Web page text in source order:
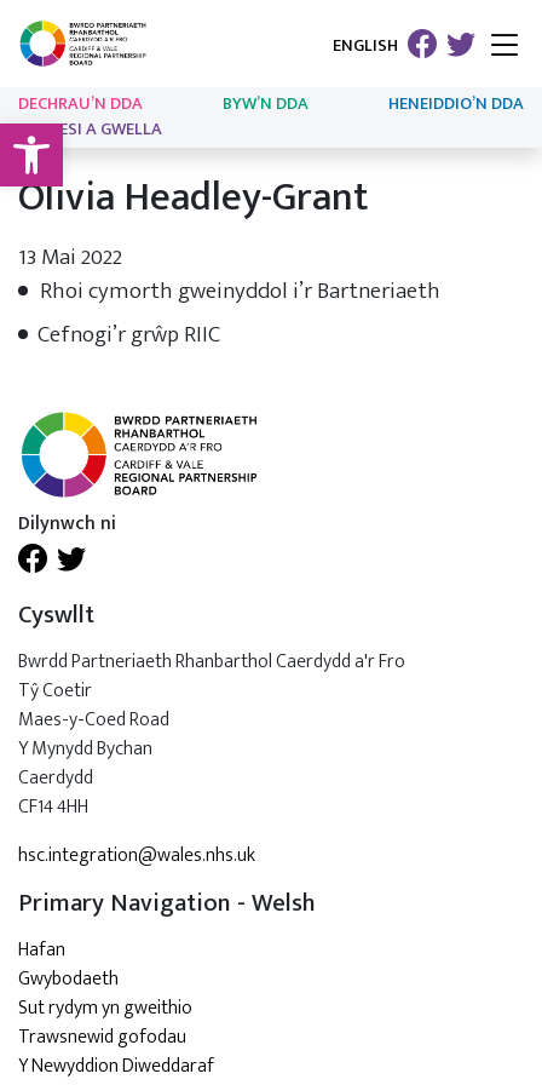
Open toolbar
ENGLISH
DECHRAU’N DDA BYW’N DDA
HENEIDDIO’N DDA
ARLOESI A GWELLA
Olivia Headley-Grant
13 Mai 2022
Rhoi cymorth gweinyddol i’r Bartneriaeth
Cefnogi’r grŵp RIIC
Dilynwch ni
Cyswllt
Bwrdd Partneriaeth Rhanbarthol Caerdydd a'r Fro
Tŷ Coetir
Maes-y-Coed Road
Y Mynydd Bychan
Caerdydd
CF14 4HH
hsc.integration@wales.nhs.uk
Primary Navigation - Welsh
Hafan
Gwybodaeth
Sut rydym yn gweithio
Trawsnewid gofodau
Y Newyddion Diweddaraf